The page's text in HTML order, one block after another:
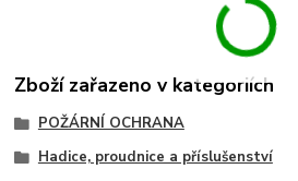
Zboží zařazeno v kategoriích
POŽÁRNÍ OCHRANA
Hadice, proudnice a příslušenství